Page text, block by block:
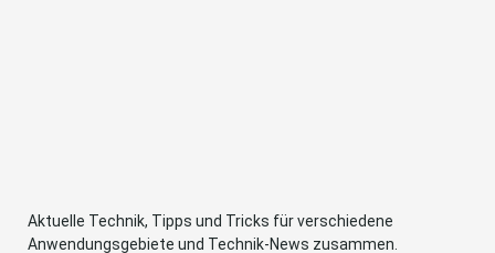
Aktuelle Technik, Tipps und Tricks für verschiedene
Anwendungsgebiete und Technik-News zusammen.